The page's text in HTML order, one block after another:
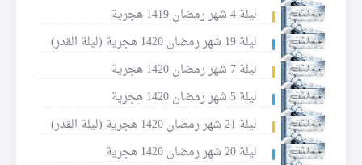
ليلة 4 شهر رمضان 1419 هجرية
ليلة 19 شهر رمضان 1420 هجرية (ليلة القدر)
ليلة 7 شهر رمضان 1420 هجرية
ليلة 5 شهر رمضان 1420 هجرية
ليلة 21 شهر رمضان 1420 هجرية (ليلة القدر)
ليلة 20 شهر رمضان 1420 هجرية